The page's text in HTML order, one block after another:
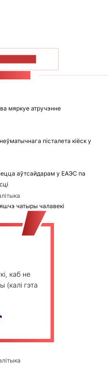
мяркуе атручэнне
пісталета кіёск у
аўтсайдарам у ЕАЭС па
чатыры чалавекі
каб не
(калі гэта